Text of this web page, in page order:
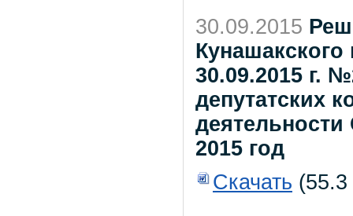
30.09.2015
30.09.2015 г.
депутатских
2015 год
Скачать